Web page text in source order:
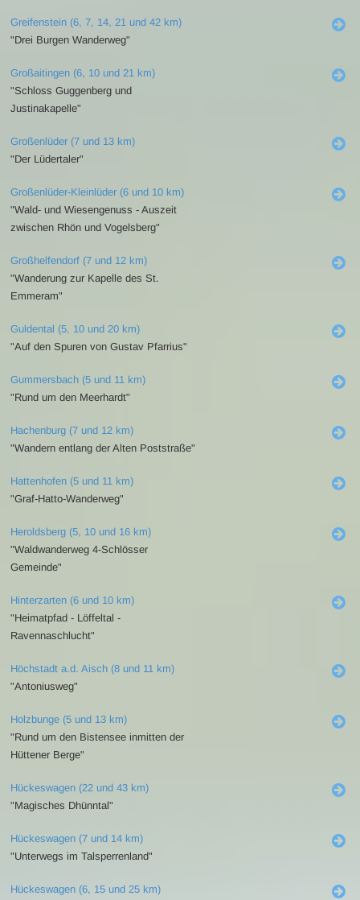
Greifenstein (6, 7, 14, 21 und 42 km)
"Drei Burgen Wanderweg"
Großaitingen (6, 10 und 21 km)
"Schloss Guggenberg und
Justinakapelle"
Großenlüder (7 und 13 km)
"Der Lüdertaler"
Großenlüder-Kleinlüder (6 und 10 km)
"Wald- und Wiesengenuss - Auszeit
zwischen Rhön und Vogelsberg"
Großhelfendorf (7 und 12 km)
"Wanderung zur Kapelle des St.
Emmeram"
Guldental (5, 10 und 20 km)
"Auf den Spuren von Gustav Pfarrius"
Gummersbach (5 und 11 km)
"Rund um den Meerhardt"
Hachenburg (7 und 12 km)
"Wandern entlang der Alten Poststraße"
Hattenhofen (5 und 11 km)
"Graf-Hatto-Wanderweg"
Heroldsberg (5, 10 und 16 km)
"Waldwanderweg 4-Schlösser
Gemeinde"
Hinterzarten (6 und 10 km)
"Heimatpfad - Löffeltal -
Ravennaschlucht"
Höchstadt a.d. Aisch (8 und 11 km)
"Antoniusweg"
Holzbunge (5 und 13 km)
"Rund um den Bistensee inmitten der
Hüttener Berge"
Hückeswagen (22 und 43 km)
"Magisches Dhünntal"
Hückeswagen (7 und 14 km)
"Unterwegs im Talsperrenland"
Hückeswagen (6, 15 und 25 km)